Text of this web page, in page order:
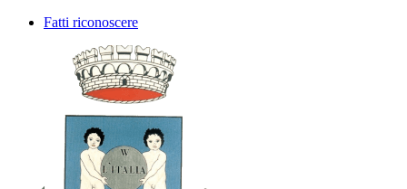
Fatti riconoscere